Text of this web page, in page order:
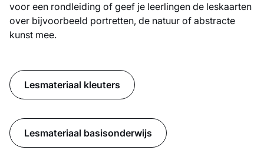
voor een rondleiding of geef je leerlingen de leskaarten
over bijvoorbeeld portretten, de natuur of abstracte
kunst mee.
Lesmateriaal kleuters
Lesmateriaal basisonderwijs